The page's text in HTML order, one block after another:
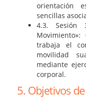
orientación
sencillas
4.3. Sesión
trabaja el
movilidad
mediante
corporal.
5. Objetivos